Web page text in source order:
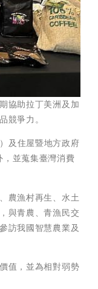
協助拉丁美洲及加
競爭力。
及住屋暨地方政府
並蒐集臺灣消費
農漁村再生、水土
與青農、青漁民交
訪我國智慧農業及
值，並為相對弱勢